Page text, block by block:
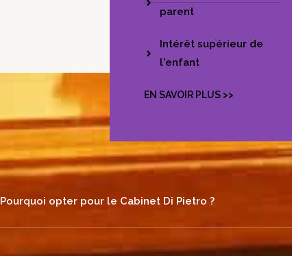
parent
Intérêt supérieur de
l'enfant
EN SAVOIR PLUS >>
Pourquoi opter pour le Cabinet Di Pietro ?